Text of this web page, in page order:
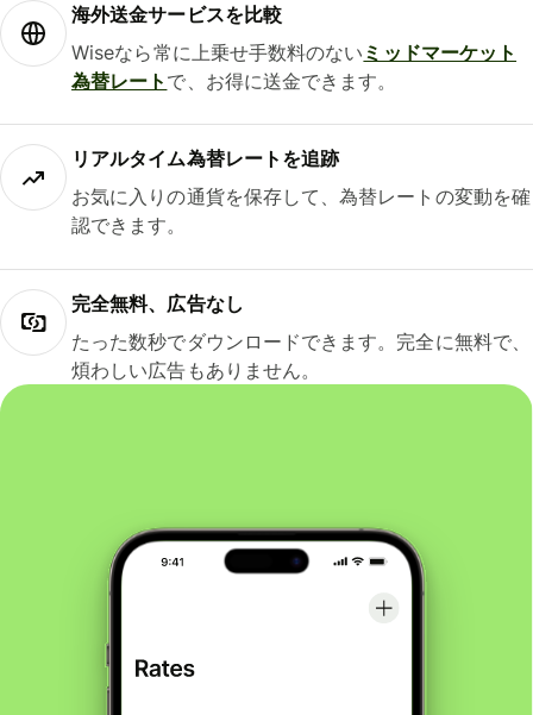
海外送金サービスを比較
Wiseなら常に上乗せ手数料のない ミッドマーケット
為替レート で、お得に送金できます。
リアルタイム為替レートを追跡
お気に入りの通貨を保存して、為替レートの変動を確
認できます。
完全無料、広告なし
たった数秒でダウンロードできます。完全に無料で、
煩わしい広告もありません。